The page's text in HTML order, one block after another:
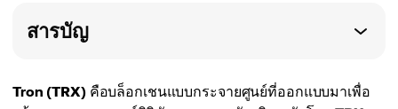
สารบัญ
Tron (TRX)คือบล็อกเชนแบบกระจายศูนย์ที่ออกแบบมาเพื่อ